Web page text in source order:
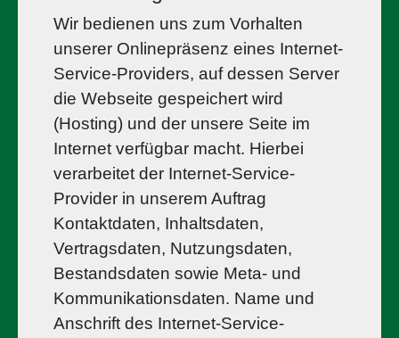
Wir bedienen uns zum Vorhalten
unserer Onlinepräsenz eines Internet-
Service-Providers, auf dessen Server
die Webseite gespeichert wird
(Hosting) und der unsere Seite im
Internet verfügbar macht. Hierbei
verarbeitet der Internet-Service-
Provider in unserem Auftrag
Kontaktdaten, Inhaltsdaten,
Vertragsdaten, Nutzungsdaten,
Bestandsdaten sowie Meta- und
Kommunikationsdaten. Name und
Anschrift des Internet-Service-